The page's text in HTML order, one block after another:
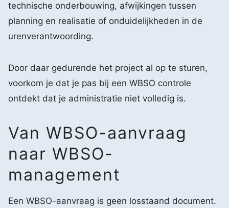
technische onderbouwing, afwijkingen tussen
planning en realisatie of onduidelijkheden in de
urenverantwoording.
Door daar gedurende het project al op te sturen,
voorkom je dat je pas bij een WBSO controle
ontdekt dat je administratie niet volledig is.
Van WBSO-aanvraag
naar WBSO-
management
Een WBSO-aanvraag is geen losstaand document.